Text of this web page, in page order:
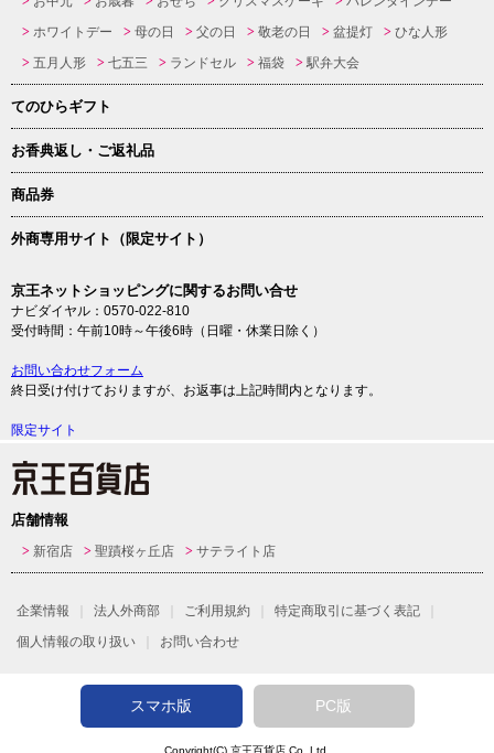
ホワイトデー
母の日 父の日 敬老の日 盆提灯
ひな人形
五月人形
七五三 ランドセル 福袋 駅弁大会
てのひらギフト
お香典返し・ご返礼品
商品券
外商専用サイト（限定サイト）
京王ネットショッピングに関するお問い合せ
ナビダイヤル：0570-022-810
受付時間：午前10時～午後6時（日曜・休業日除く）
お問い合わせフォーム
終日受け付けておりますが、お返事は上記時間内となります。
限定サイト
店舗情報
新宿店 聖蹟桜ヶ丘店 サテライト店
企業情報 法人外商部 ご利用規約
特定商取引に基づく表記
個人情報の取り扱い
お問い合わせ
スマホ版 PC版
Copyright(C) 京王百貨店 Co.,Ltd.